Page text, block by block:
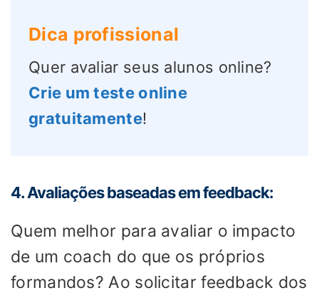
Dica profissional
Quer avaliar seus alunos online?
Crie um teste online
gratuitamente!
4. Avaliações baseadas em feedback:
Quem melhor para avaliar o impacto
de um coach do que os próprios
formandos? Ao solicitar feedback dos